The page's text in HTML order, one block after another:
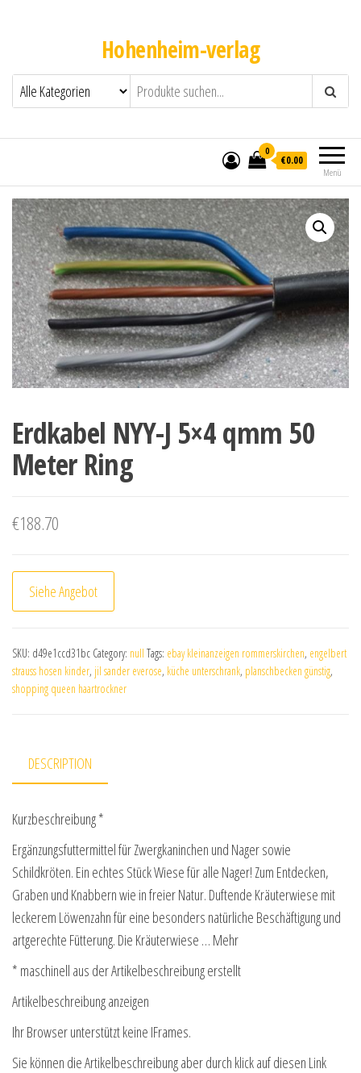
Hohenheim-verlag
Menü
0
€0.00
Erdkabel NYY-J 5×4 qmm 50
Meter Ring
€188.70
Siehe Angebot
SKU: d49e1ccd31bc Category: null Tags: ebay kleinanzeigen rommerskirchen, engelbert
strauss hosen kinder, jil sander everose, küche unterschrank, planschbecken günstig,
shopping queen haartrockner
DESCRIPTION
Kurzbeschreibung *
Ergänzungsfuttermittel für Zwergkaninchen und Nager sowie
Schildkröten. Ein echtes Stück Wiese für alle Nager! Zum Entdecken,
Graben und Knabbern wie in freier Natur. Duftende Kräuterwiese mit
leckerem Löwenzahn für eine besonders natürliche Beschäftigung und
artgerechte Fütterung. Die Kräuterwiese … Mehr
* maschinell aus der Artikelbeschreibung erstellt
Artikelbeschreibung anzeigen
Ihr Browser unterstützt keine IFrames.
Sie können die Artikelbeschreibung aber durch klick auf diesen Link